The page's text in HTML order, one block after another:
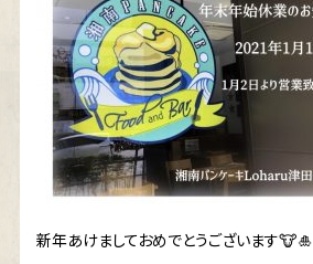
新年あけましておめでとうございます🐮🎍